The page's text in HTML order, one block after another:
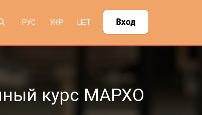
УКРАЇНСЬКА ‎(UK)‎
LIETUVIŲ ‎(LT)‎
Вход
курс МАРХО